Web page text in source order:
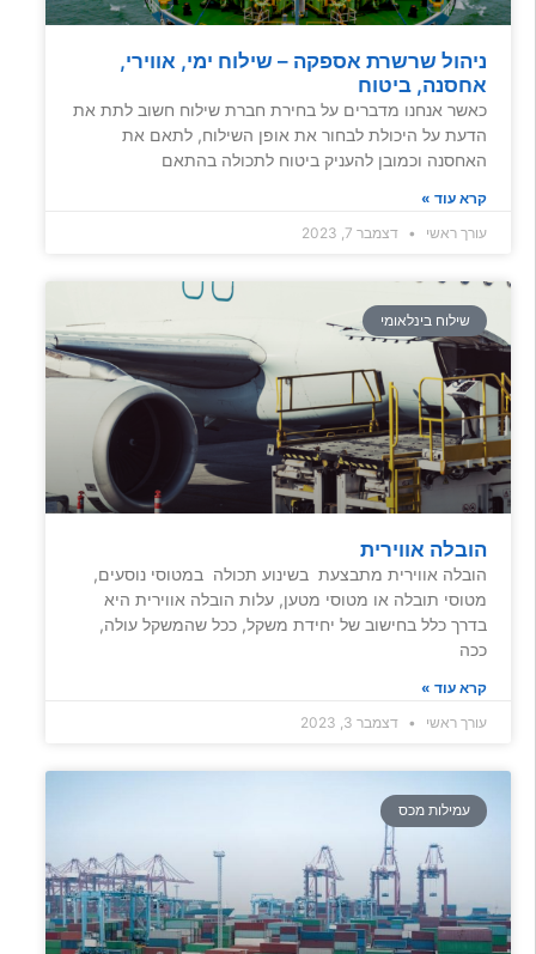
ניהול שרשרת אספקה – שילוח ימי, אווירי,
אחסנה, ביטוח
כאשר אנחנו מדברים על בחירת חברת שילוח חשוב לתת את
הדעת על היכולת לבחור את אופן השילוח, לתאם את
האחסנה וכמובן להעניק ביטוח לתכולה בהתאם
קרא עוד »
עורך ראשי
דצמבר 7, 2023
שילוח בינלאומי
הובלה אווירית
הובלה אווירית מתבצעת בשינוע תכולה במטוסי נוסעים,
מטוסי תובלה או מטוסי מטען, עלות הובלה אווירית היא
בדרך כלל בחישוב של יחידת משקל, ככל שהמשקל עולה,
ככה
קרא עוד »
עורך ראשי
דצמבר 3, 2023
עמילות מכס